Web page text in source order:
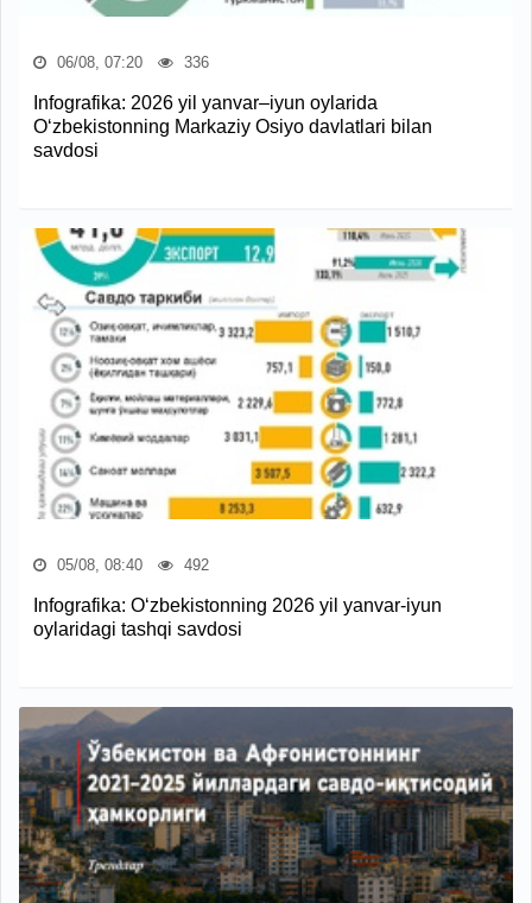
06/08, 07:20 336
Infografika: 2026 yil yanvar–iyun oylarida
O‘zbekistonning Markaziy Osiyo davlatlari bilan
savdosi
05/08, 08:40 492
Infografika: O‘zbekistonning 2026 yil yanvar-iyun
oylaridagi tashqi savdosi